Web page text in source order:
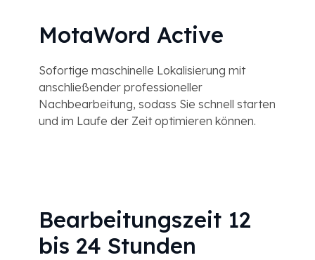
MotaWord Active
Sofortige maschinelle Lokalisierung mit
anschließender professioneller
Nachbearbeitung, sodass Sie schnell starten
und im Laufe der Zeit optimieren können.
Bearbeitungszeit 12
bis 24 Stunden